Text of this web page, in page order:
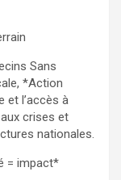
Sans
*Action
et l’accès à
crises et
nationales.
= impact*